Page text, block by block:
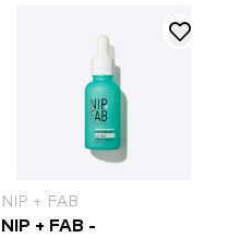
NIP + FAB
NIP + FAB -